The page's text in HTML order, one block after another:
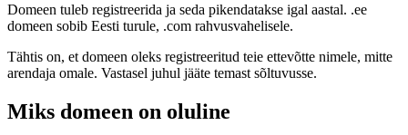
Domeen tuleb registreerida ja seda pikendatakse igal aastal. .ee
domeen sobib Eesti turule, .com rahvusvahelisele.
Tähtis on, et domeen oleks registreeritud teie ettevõtte nimele, mitte
arendaja omale. Vastasel juhul jääte temast sõltuvusse.
Miks domeen on oluline